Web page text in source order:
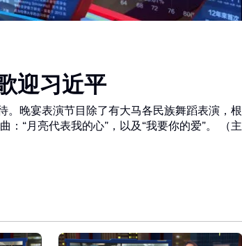
迎习近平
。晚宴表演节目除了有大马各民族舞蹈表演，根
“月亮代表我的心”，以及“我要你的爱”。 （主